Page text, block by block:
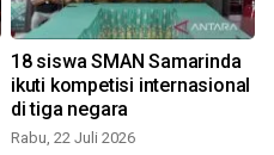
18 siswa SMAN Samarinda
ikuti kompetisi internasional
di tiga negara
Rabu, 22 Juli 2026